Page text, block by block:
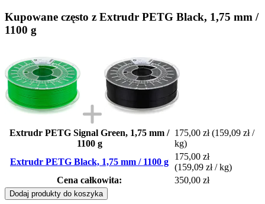
Kupowane często z Extrudr PETG Black, 1,75 mm /
1100 g
Extrudr PETG Signal Green, 1,75 mm /
1100 g
175,00 zł (159,09 zł /
kg)
Extrudr PETG Black, 1,75 mm / 1100 g
175,00 zł
(159,09 zł / kg)
Cena całkowita:
350,00 zł
Dodaj produkty do koszyka